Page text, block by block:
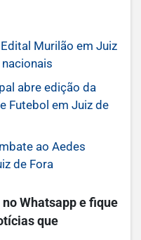
Murilão em Juiz
abre edição da
Futebol em Juiz de
ao Aedes
de Fora
Whatsapp e fique
que